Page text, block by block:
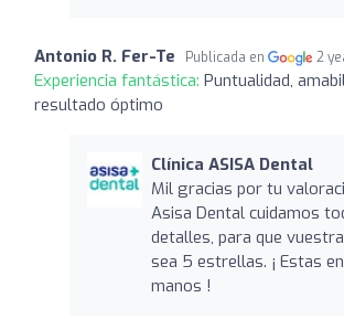
Antonio R. Fer-Te Publicada en 2
Experiencia fantástica: Puntualidad,
resultado óptimo
Clínica ASISA Dental
Mil gracias por tu
Asisa Dental cuidamos
detalles, para que
sea 5 estrellas. ¡ Estas
manos !